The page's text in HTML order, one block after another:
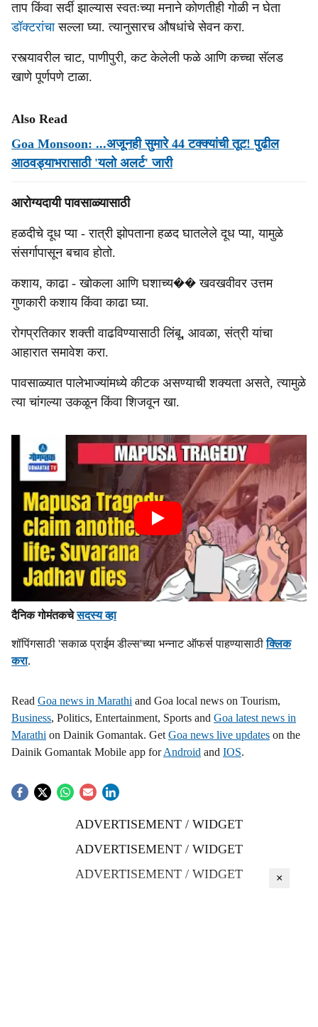
ताप किंवा सर्दी झाल्यास स्वतःच्या मनाने कोणतीही गोळी न घेता
डॉक्टरांचासल्ला घ्या. त्यानुसारच औषधांचे सेवन करा.
रस्त्यावरील चाट, पाणीपुरी, कट केलेली फळे आणि कच्चा सॅलड
खाणे पूर्णपणे टाळा.
Also Read
Goa Monsoon: ...अजूनही सुमारे 44 टक्‍क्‍यांची तूट! पुढील
आठवड्याभरासाठी 'यलो अलर्ट' जारी
आरोग्यदायी पावसाळ्यासाठी
हळदीचे दूध प्या - रात्री झोपताना हळद घातलेले दूध प्या, यामुळे
संसर्गापासून बचाव होतो.
कशाय, काढा - खोकला आणि घशाच्य�� खवखवीवर उत्तम
गुणकारी कशाय किंवा काढा घ्या.
रोगप्रतिकार शक्ती वाढविण्यासाठी लिंबू, आवळा, संत्री यांचा
आहारात समावेश करा.
पावसाळ्यात पालेभाज्यांमध्ये कीटक असण्याची शक्यता असते, त्यामुळे
त्या चांगल्या उकळून किंवा शिजवून खा.
दैनिक गोमंतकचेसदस्य व्हा
शॉपिंगसाठी 'सकाळ प्राईम डील्स'च्या भन्नाट ऑफर्स पाहण्यासाठीक्लिक
करा.
Read Goa news in Marathi and Goa local news on Tourism,
Business, Politics, Entertainment, Sports and Goa latest news in
Marathi on Dainik Gomantak. Get Goa news live updates on the
Dainik Gomantak Mobile app forAndroid and IOS.
ADVERTISEMENT / WIDGET
ADVERTISEMENT / WIDGET
ADVERTISEMENT / WIDGET
×